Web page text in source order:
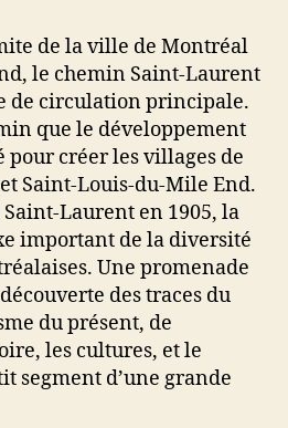
de la ville de Montréal
le chemin Saint-Laurent
de circulation principale.
que le développement
pour créer les villages de
Saint-Louis-du-Mile End.
Laurent en 1905, la
important de la diversité
Une promenade
des traces du
du présent, de
les cultures, et le
segment d’une grande